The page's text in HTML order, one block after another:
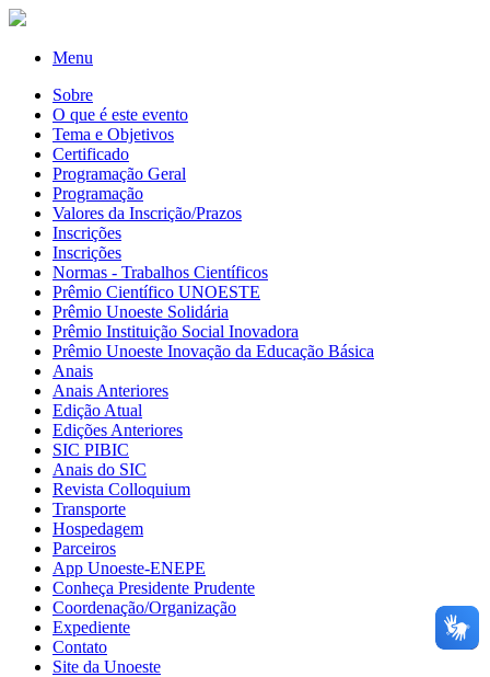
Menu
Sobre
O que é este evento
Tema e Objetivos
Certificado
Programação Geral
Programação
Valores da Inscrição/Prazos
Inscrições
Inscrições
Normas - Trabalhos Científicos
Prêmio Científico UNOESTE
Prêmio Unoeste Solidária
Prêmio Instituição Social Inovadora
Prêmio Unoeste Inovação da Educação Básica
Anais
Anais Anteriores
Edição Atual
Edições Anteriores
SIC PIBIC
Anais do SIC
Revista Colloquium
Transporte
Hospedagem
Parceiros
App Unoeste-ENEPE
Conheça Presidente Prudente
Coordenação/Organização
Expediente
Contato
Site da Unoeste